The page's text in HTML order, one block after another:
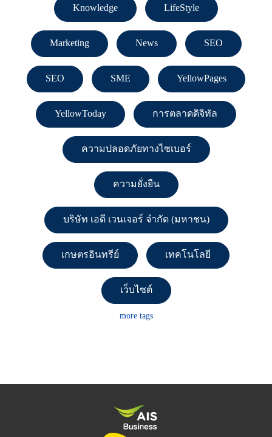
Knowledge LifeStyle
Marketing News SEO
SEO SME YellowPages
YellowToday การตลาดดิจิทัล
ความปลอดภัยทางไซเบอร์
ความยั่งยืน
บริษัท เอดี เวนเจอร์ จำกัด (มหาชน)
เกษตรอินทรีย์ เทคโนโลยี
เว็บไซต์
more tags